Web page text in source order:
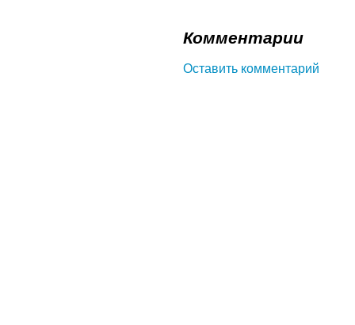
Комментарии
Оставить комментарий